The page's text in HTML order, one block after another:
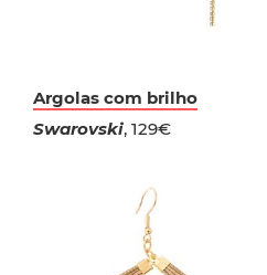
Argolas com brilho
Swarovski, 129€